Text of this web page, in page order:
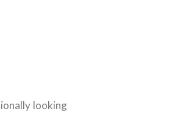
looking